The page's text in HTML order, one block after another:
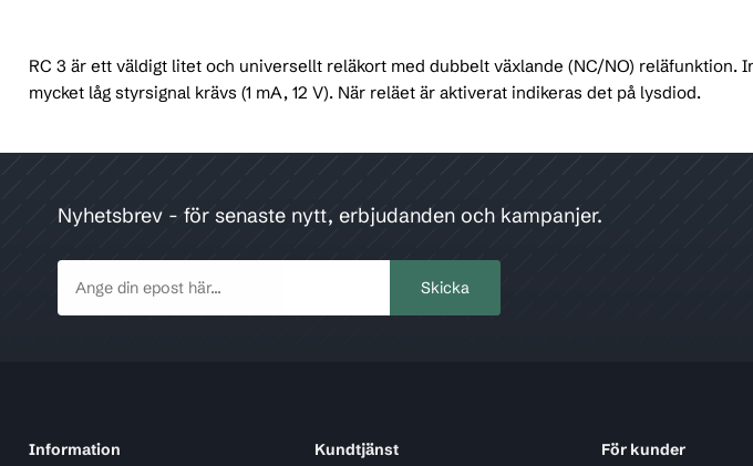
RC 3 är ett väldigt litet och universellt reläkort med dubbelt växlande (NC/NO)
mycket låg styrsignal krävs (1 mA, 12 V). När reläet är aktiverat indikeras det på lysdiod.
Nyhetsbrev - för senaste nytt, erbjudanden och kampanjer.
Information
Kundtjänst
För kunder